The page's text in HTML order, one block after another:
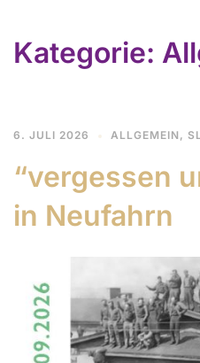
Kategorie:
6. JULI 2026 ALLGEMEIN ,
“vergessen
in Neufahrn